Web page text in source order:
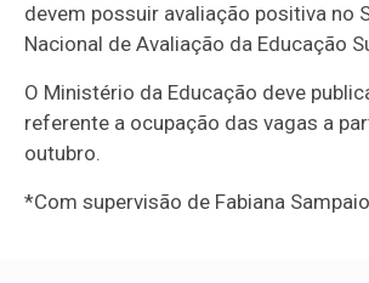
devem possuir avaliação positiva no
Nacional de Avaliação da Educação
O Ministério da Educação deve
referente a ocupação das vagas a
outubro.
*Com supervisão de Fabiana Sampaio